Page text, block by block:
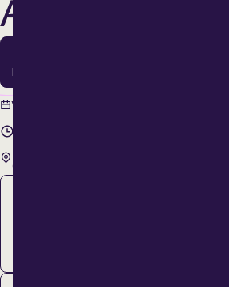
ACCORDS
Mars
Vendredi
Groulx